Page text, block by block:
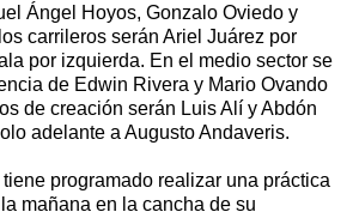
Ángel Hoyos, Gonzalo Oviedo y
carrileros serán Ariel Juárez por
por izquierda. En el medio sector se
de Edwin Rivera y Mario Ovando
de creación serán Luis Alí y Abdón
adelante a Augusto Andaveris.
programado realizar una práctica
mañana en la cancha de su